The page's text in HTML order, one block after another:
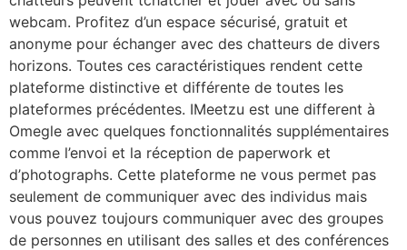
webcam. Profitez d’un espace sécurisé, gratuit et
anonyme pour échanger avec des chatteurs de divers
horizons. Toutes ces caractéristiques rendent cette
plateforme distinctive et différente de toutes les
plateformes précédentes. IMeetzu est une different à
Omegle avec quelques fonctionnalités supplémentaires
comme l’envoi et la réception de paperwork et
d’photographs. Cette plateforme ne vous permet pas
seulement de communiquer avec des individus mais
vous pouvez toujours communiquer avec des groupes
de personnes en utilisant des salles et des conférences